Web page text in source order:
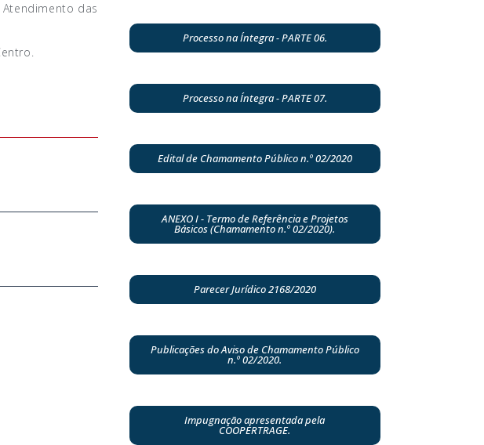
das
Processo na Íntegra - PARTE 06.
Processo na Íntegra - PARTE 07.
Edital de Chamamento Público n.º 02/2020
ANEXO I - Termo de Referência e Projetos
Básicos (Chamamento n.º 02/2020).
Parecer Jurídico 2168/2020
Publicações do Aviso de Chamamento Público
n.º 02/2020.
Impugnação apresentada pela
COOPERTRAGE.